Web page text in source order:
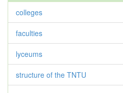
colleges
faculties
lyceums
structure of the TNTU